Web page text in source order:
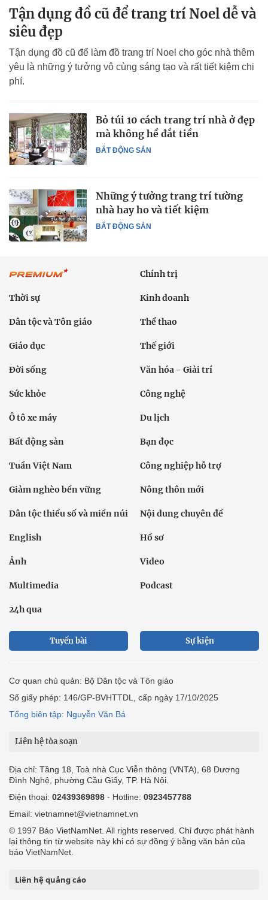
Tận dụng đồ cũ để trang trí Noel dễ và
siêu đẹp
Tận dụng đồ cũ để làm đồ trang trí Noel cho góc nhà thêm
yêu là những ý tưởng vô cùng sáng tạo và rất tiết kiệm chi
phí.
BẤT ĐỘNG SẢN
Bỏ túi 10 cách trang trí nhà ở đẹp
mà không hề đắt tiền
BẤT ĐỘNG SẢN
Những ý tưởng trang trí tường
nhà hay ho và tiết kiệm
Chính trị
Thời sự Kinh doanh
Dân tộc và Tôn giáo Thể thao
Giáo dục Thế giới
Đời sống Văn hóa - Giải trí
Sức khỏe Công nghệ
Ô tô xe máy Du lịch
Bất động sản Bạn đọc
Tuần Việt Nam Công nghiệp hỗ trợ
Giảm nghèo bền vững Nông thôn mới
Dân tộc thiểu số và miền núi Nội dung chuyên đề
English Hồ sơ
Ảnh Video
Multimedia Podcast
24h qua
Tuyến bài Sự kiện
Cơ quan chủ quản: Bộ Dân tộc và Tôn giáo
Số giấy phép: 146/GP-BVHTTDL, cấp ngày 17/10/2025
Tổng biên tập: Nguyễn Văn Bá
Liên hệ tòa soạn
Địa chỉ: Tầng 18, Toà nhà Cục Viễn thông (VNTA), 68 Dương
Đình Nghệ, phường Cầu Giấy, TP. Hà Nội.
Điện thoại: 02439369898 - Hotline: 0923457788
Email: vietnamnet@vietnamnet.vn
© 1997 Báo VietNamNet. All rights reserved. Chỉ được phát hành
lại thông tin từ website này khi có sự đồng ý bằng văn bản của
báo VietNamNet.
Liên hệ quảng cáo